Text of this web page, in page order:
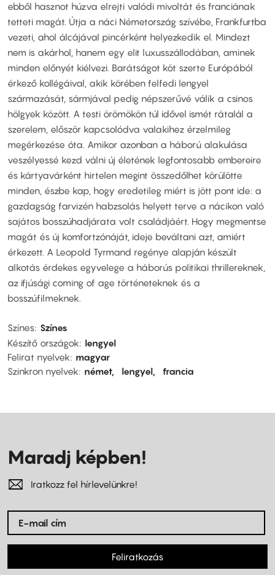
ebből hasznot húzva elrejti valódi mivoltát és franciának
tetteti magát. Útja a náci Németország szívébe, Frankfurtba
vezeti, ahol álcájával pincérként helyezkedik el. Mindezt
nem is akárhol, hanem egy elit luxusszállodában, aminek
minden előnyét kiélvezi. Barátságot köt szerte Európából
érkező kollégáival, akik körében felfedi lengyel
származását, sármjával pedig népszerűvé válik a csinos
hölgyek között. A testi örömökön túl idővel ismét rátalál a
szerelem, először kapcsolódva valakihez érzelmileg
megérkezése óta. Amikor azonban a háború alakulása
veszélyessé kezd válni új életének legfontosabb embereire
és kártyavárként hirtelen megint összedőlhet körülötte
minden, észbe kap, hogy eredetileg miért is jött pont ide: a
gazdagság farvizén habzsolás helyett terve a nácikon való
sajátos bosszúhadjárata volt családjáért. Hogy megmentse
magát és új komfortzónáját, ideje beváltani azt, amiért
érkezett. A Leopold Tyrmand regénye alapján készült
alkotás érdekes egyvelege a háborús politikai thrillereknek,
az ifjúsági coming of age történeteknek és a
bosszúfilmeknek.
Színes Színes
Készítő országok
lengyel
Felirat nyelvek
magyar
Szinkron nyelvek
német lengyel francia
Maradj képben!
Iratkozz fel hírlevelünkre!
Feliratkozás